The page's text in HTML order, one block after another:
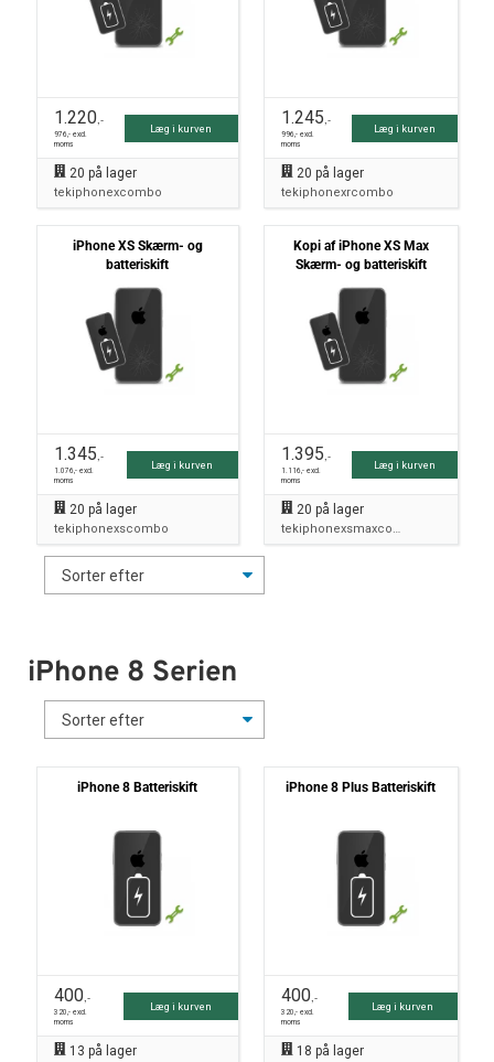
1.220,-
976,- excl.
moms
Læg i kurven
20 på lager
tekiphonexcombo
1.245,-
996,- excl.
moms
Læg i kurven
20 på lager
tekiphonexrcombo
iPhone XS Skærm- og
batteriskift
1.345,-
1.076,- excl.
moms
Læg i kurven
20 på lager
tekiphonexscombo
Kopi af iPhone XS Max
Skærm- og batteriskift
1.395,-
1.116,- excl.
moms
Læg i kurven
20 på lager
tekiphonexsmaxcombo
iPhone 8 Serien
iPhone 8 Batteriskift
400,-
320,- excl.
moms
Læg i kurven
13 på lager
iPhone 8 Plus Batteriskift
400,-
320,- excl.
moms
Læg i kurven
18 på lager